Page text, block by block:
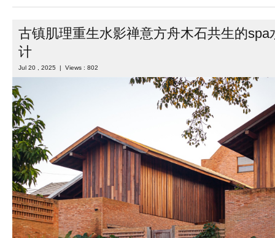
古镇肌理重生水影禅意方舟木石共生的spa
计
Jul 20 , 2025 | Views : 802